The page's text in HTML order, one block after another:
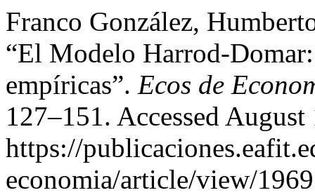
Franco González,
“El Modelo Harrod-
empíricas”. Ecos de
127–151. Accessed
https://
economia/article/view/